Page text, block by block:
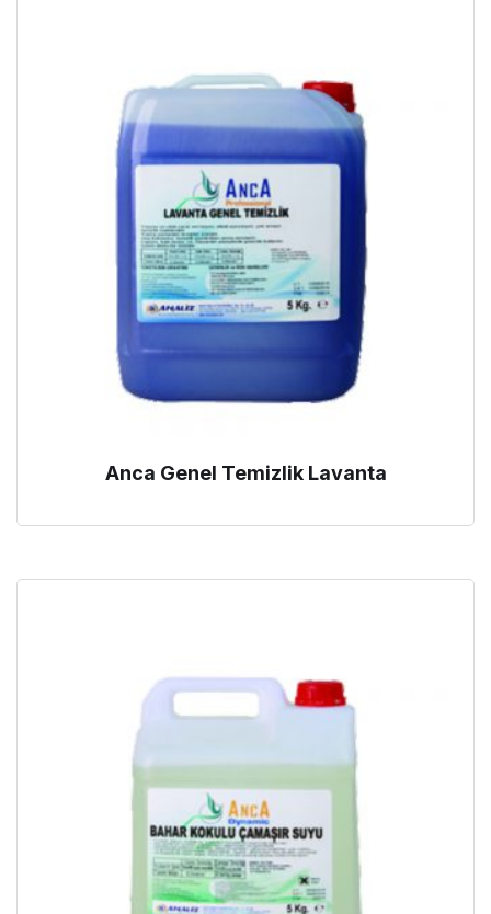
Anca Genel Temizlik Lavanta